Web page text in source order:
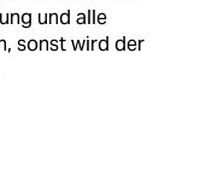
und alle
sonst wird der